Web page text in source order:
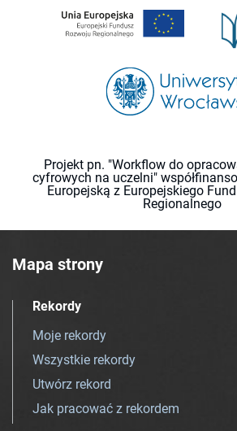
Projekt pn. "Workflow do
cyfrowych na uczelni"
Europejską z Europejskiego
Regionalnego
Mapa strony
Rekordy
Moje rekordy
Wszystkie rekordy
Utwórz rekord
Jak pracować z rekordem